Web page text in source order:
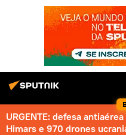
URGENTE: defesa
Himars e 970 drones